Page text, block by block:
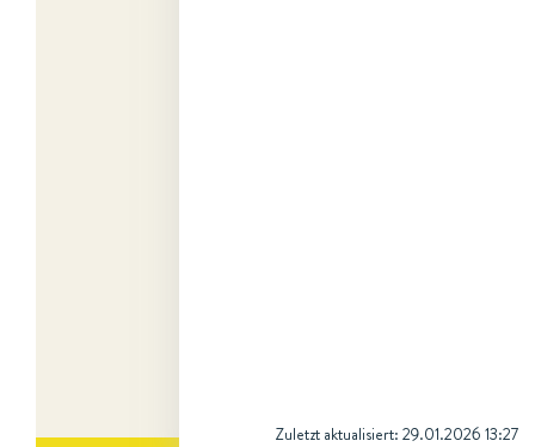
Zuletzt aktualisiert: 29.01.2026 13:27